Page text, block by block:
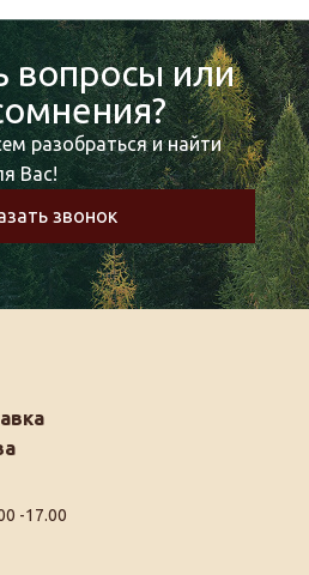
вопросы или
разобраться и найти
Вас!
звонок
-17.00